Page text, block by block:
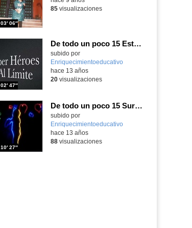
03′ 06″
85visualizaciones
De todo un poco 15 Este 01 Superhéroes al límite TODOS LOS CURSOS
subido por
Enriquecimientoeducativo
02′ 47″
-
hace 13 años
20visualizaciones
De todo un poco 15 Sur 08 El noticiario de los superhéroes con corte1º2ºESO
subido por
Enriquecimientoeducativo
10′ 27″
-
hace 13 años
88visualizaciones